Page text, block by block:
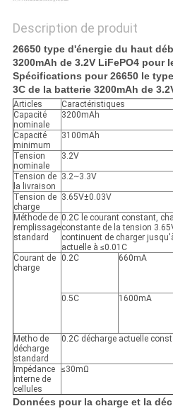
Description de produit
26650 type d'énergie du haut
3200mAh de 3.2V LiFePO4 pour
Spécifications pour 26650 le
3C de la batterie 3200mAh de
Articles Caractéristiques
Capacité
nominale
3200mAh
Capacité
minimum
3100mAh
Tension
nominale
3.2V
Tension de
la livraison
3.2~3.3V
Tension de
charge
3.65V±0.03V
Méthode de
remplissage
standard
0.2C le courant constant,
constante de la tension
continuent de charger
actuelle à ≤0.01C
Courant de
charge
0.2C 660mA
0.5C
1600mA
Metho de
décharge
standard
0.2C décharge actuelle
Impédance
interne de
cellules
≤30mΩ
Données pour la charge et la